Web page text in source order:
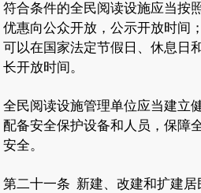
符合条件的全民阅读设施应当按
优惠向公众开放，公示开放时间
可以在国家法定节假日、休息日
长开放时间。
全民阅读设施管理单位应当建立
配备安全保护设备和人员，保障
安全。
第二十一条 新建、改建和扩建